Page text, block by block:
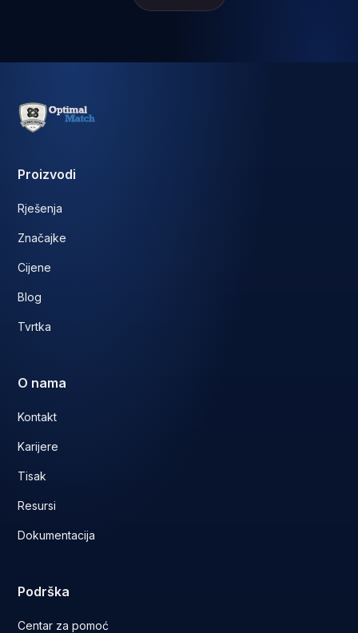
Proizvodi
Rješenja
Značajke
Cijene
Blog
Tvrtka
O nama
Kontakt
Karijere
Tisak
Resursi
Dokumentacija
Podrška
Centar za pomoć